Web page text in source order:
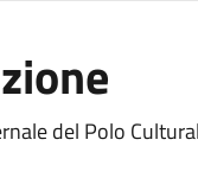
del Polo